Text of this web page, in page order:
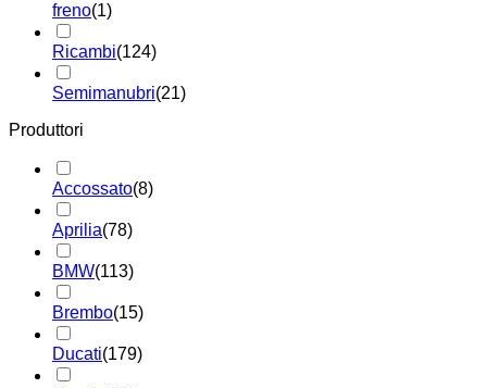
freno(1)
Ricambi(124)
Semimanubri(21)
Produttori
Accossato(8)
Aprilia(78)
BMW(113)
Brembo(15)
Ducati(179)